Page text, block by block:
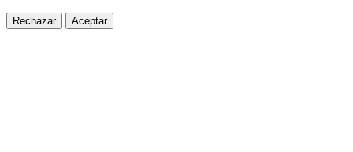
Rechazar Aceptar